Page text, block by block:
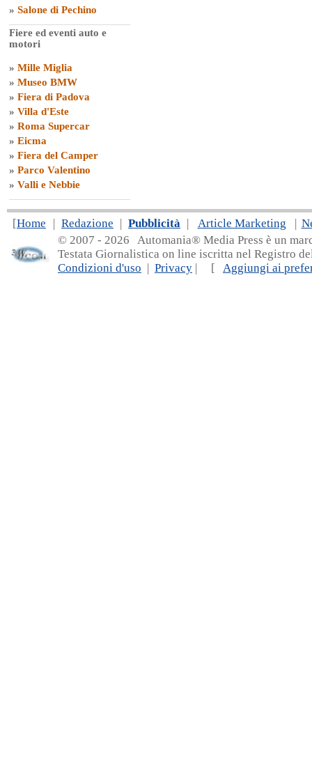
» Salone di Pechino
Fiere ed eventi auto e
motori
» Mille Miglia
» Museo BMW
» Fiera di Padova
» Villa d'Este
» Roma Supercar
» Eicma
» Fiera del Camper
» Parco Valentino
» Valli e Nebbie
[Home | Redazione | Pubblicità | Article Marketing |
© 2007 - 2026 Automania® Media Press è un
Testata Giornalistica on line iscritta nel Registro
Condizioni d'uso | Privacy | [ Aggiungi ai